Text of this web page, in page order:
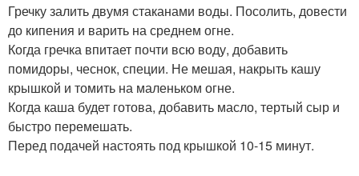
Гречку залить двумя стаканами воды. Посолить, довести
до кипения и варить на среднем огне.
Когда гречка впитает почти всю воду, добавить
помидоры, чеснок, специи. Не мешая, накрыть кашу
крышкой и томить на маленьком огне.
Когда каша будет готова, добавить масло, тертый сыр и
быстро перемешать.
Перед подачей настоять под крышкой 10-15 минут.